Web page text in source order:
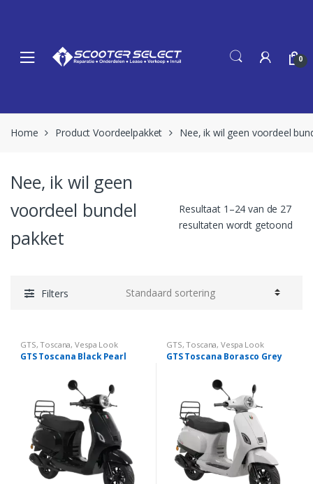
0
Home Product Voordeelpakket Nee, ik wil geen voordeel
Nee, ik wil geen
voordeel bundel
pakket
Resultaat 1–24 van de 27
resultaten wordt getoond
Filters
GTS,Toscana,Vespa Look
GTS Toscana Black Pearl
GTS,Toscana,Vespa Look
GTS Toscana Borasco Grey